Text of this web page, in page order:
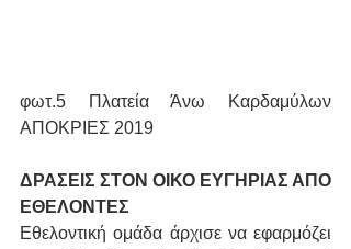
φωτ.5 Πλατεία Άνω Καρδαμύλων
ΑΠΟΚΡΙΕΣ 2019
ΔΡΑΣΕΙΣ ΣΤΟΝ ΟΙΚΟ ΕΥΓΗΡΙΑΣ ΑΠΟ
ΕΘΕΛΟΝΤΕΣ
Εθελοντική ομάδα άρχισε να εφαρμόζει